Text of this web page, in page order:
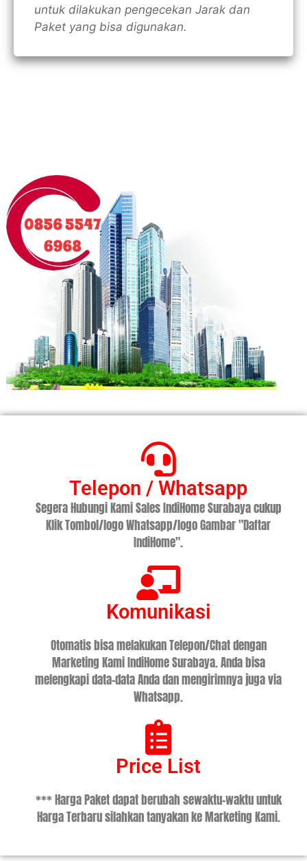
untuk dilakukan pengecekan Jarak dan
Paket yang bisa digunakan.
Telepon / Whatsapp
Segera Hubungi Kami Sales IndiHome Surabaya cukup
Klik Tombol/logo Whatsapp/logo Gambar "Daftar
IndiHome".
Komunikasi
Otomatis bisa melakukan Telepon/Chat dengan
Marketing Kami IndiHome Surabaya. Anda bisa
melengkapi data-data Anda dan mengirimnya juga via
Whatsapp.
Price List
*** Harga Paket dapat berubah sewaktu-waktu untuk
Harga Terbaru silahkan tanyakan ke Marketing Kami.